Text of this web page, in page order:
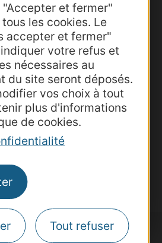
"Accepter et fermer"
les cookies. Le
accepter et fermer"
votre refus et
nécessaires au
du site seront déposés.
vos choix à tout
plus d'informations
de cookies.
Tout refuser
à la lettre
la destination
nos actions et
dans la région